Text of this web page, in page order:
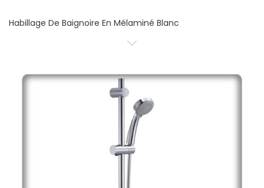
Habillage De Baignoire En Mélaminé Blanc